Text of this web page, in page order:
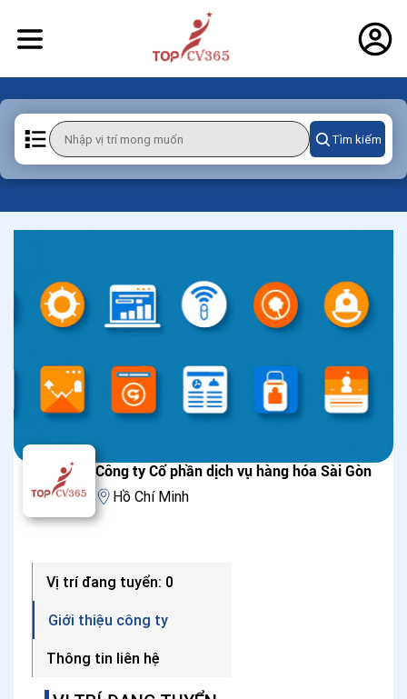
Tìm kiếm
Công ty Cổ phần dịch vụ hàng hóa Sài Gòn
Hồ Chí Minh
Vị trí đang tuyển: 0
Giới thiệu công ty
Thông tin liên hệ